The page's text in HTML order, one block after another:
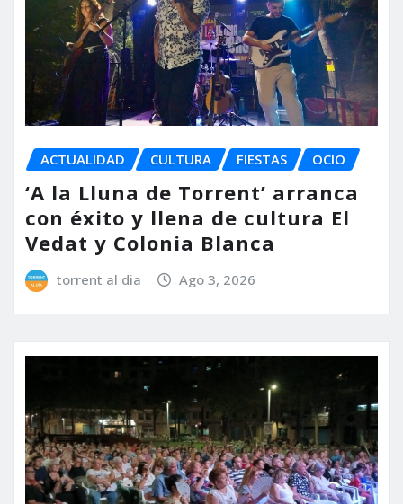
ACTUALIDAD CULTURA FIESTAS OCIO
‘A la Lluna de Torrent’ arranca
con éxito y llena de cultura El
Vedat y Colonia Blanca
torrent al dia Ago 3, 2026